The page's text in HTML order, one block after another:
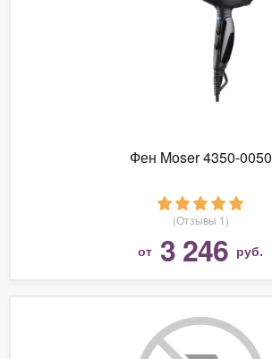
Фен Moser 4350-0050
(Отзывы 1)
от 3 246 руб.